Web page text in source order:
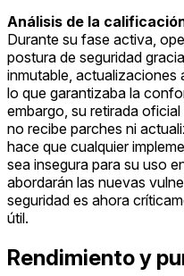
Análisis de la
Durante su fase activa,
postura de seguridad
inmutable, actualizaciones
lo que garantizaba la
embargo, su retirada
no recibe parches ni
hace que cualquier
sea insegura para su uso
abordarán las nuevas
seguridad es ahora
útil.
Rendimiento y